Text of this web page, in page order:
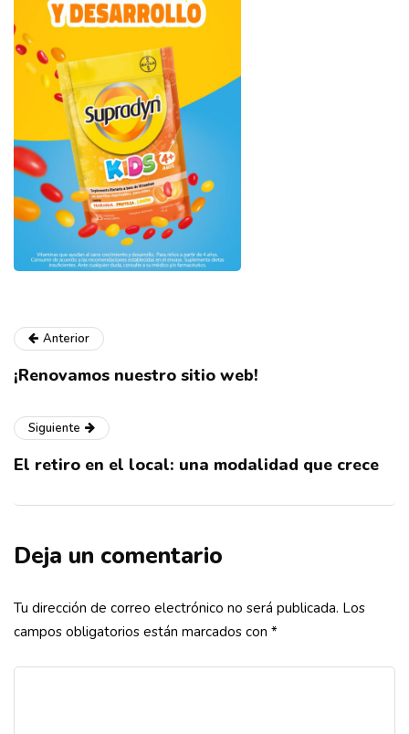
Anterior
¡Renovamos nuestro sitio web!
Siguiente
El retiro en el local: una modalidad que crece
Deja un comentario
Tu dirección de correo electrónico no será publicada. Los
campos obligatorios están marcados con *